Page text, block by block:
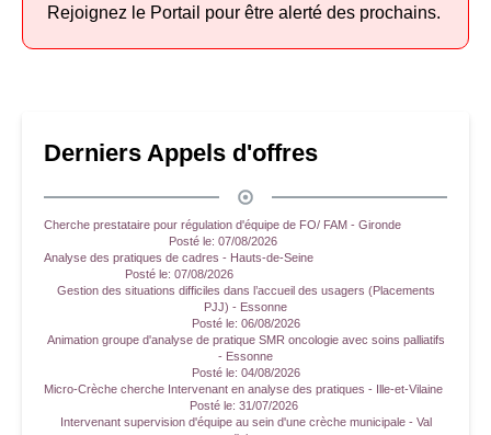
Rejoignez le Portail pour être alerté des prochains.
Derniers Appels d'offres
Cherche prestataire pour régulation d'équipe de FO/ FAM - Gironde
Posté le: 07/08/2026
Analyse des pratiques de cadres - Hauts-de-Seine
Posté le: 07/08/2026
Gestion des situations difficiles dans l’accueil des usagers (Placements
PJJ) - Essonne
Posté le: 06/08/2026
Animation groupe d'analyse de pratique SMR oncologie avec soins palliatifs
- Essonne
Posté le: 04/08/2026
Micro-Crèche cherche Intervenant en analyse des pratiques - Ille-et-Vilaine
Posté le: 31/07/2026
Intervenant supervision d'équipe au sein d'une crèche municipale - Val